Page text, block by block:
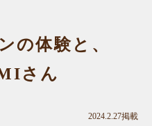
の体験と、
さん
2024.2.27掲載